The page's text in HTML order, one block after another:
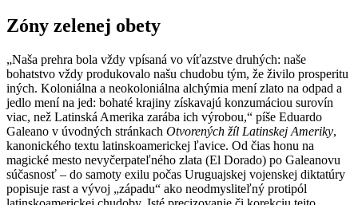
Zóny zelenej obety
„Naša prehra bola vždy vpísaná vo víťazstve druhých: naše
bohatstvo vždy produkovalo našu chudobu tým, že živilo prosperitu
iných. Koloniálna a neokoloniálna alchýmia mení zlato na odpad a
jedlo mení na jed: bohaté krajiny získavajú konzumáciou surovín
viac, než Latinská Amerika zarába ich výrobou,“ píše Eduardo
Galeano v úvodných stránkach Otvorených žíl Latinskej Ameriky,
kanonického textu latinskoamerickej ľavice. Od čias honu na
magické mesto nevyčerpateľného zlata (El Dorado) po Galeanovu
súčasnosť – do samoty exilu počas Uruguajskej vojenskej diktatúry
popisuje rast a vývoj „západu“ ako neodmysliteľný protipól